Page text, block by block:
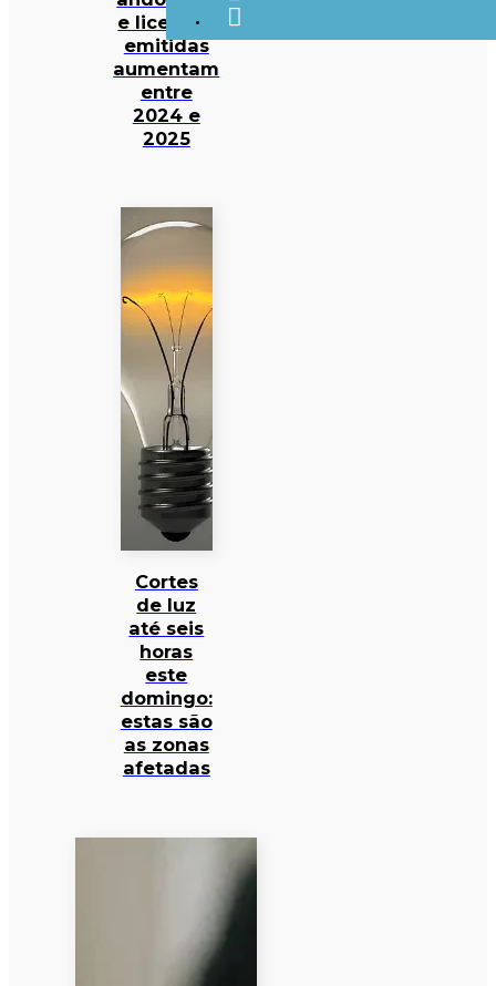
e licenças
emitidas
aumentam
entre
2024 e
2025
Cortes
de luz
até seis
horas
este
domingo:
estas são
as zonas
afetadas